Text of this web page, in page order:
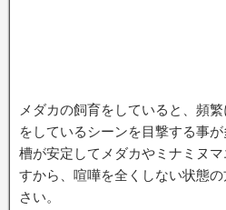
メダカの飼育をしていると、頻
をしているシーンを目撃する事
槽が安定してメダカやミナミヌ
すから、喧嘩を全くしない状態
さい。